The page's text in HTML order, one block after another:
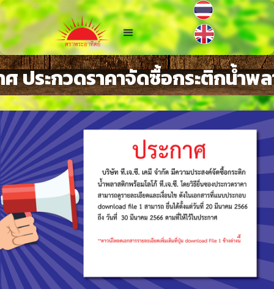
ศ ประกวดราคาจัดซื้อกระติกน้ำพ